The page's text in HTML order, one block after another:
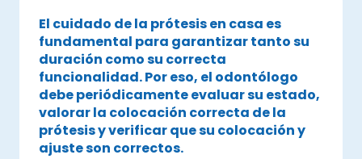
El cuidado de la prótesis en casa es
fundamental para garantizar tanto su
duración como su correcta
funcionalidad. Por eso, el odontólogo
debe periódicamente evaluar su estado,
valorar la colocación correcta de la
prótesis y verificar que su colocación y
ajuste son correctos.